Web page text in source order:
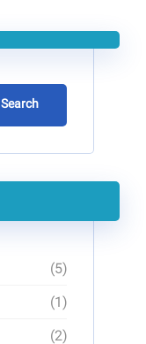
Search
(5)
(1)
(2)